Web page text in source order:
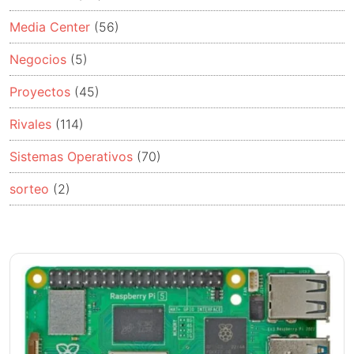
Media Center (56)
Negocios (5)
Proyectos (45)
Rivales (114)
Sistemas Operativos (70)
sorteo (2)